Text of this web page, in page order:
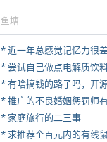
鱼塘
* 近一年总感觉记忆力很
* 尝试自己做点电解质饮
* 推广的不良婚姻惩罚师
* 家庭旅行的二三事
* 求推荐个百元内的有线